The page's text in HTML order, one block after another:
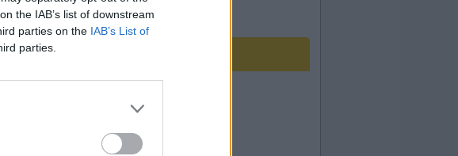
the IAB’s list of downstream
parties on the IAB’s List of
parties.
disso